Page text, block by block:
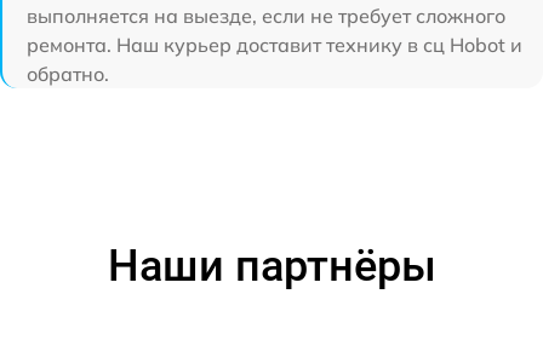
выполняется на выезде, если не требует сложного
ремонта. Наш курьер доставит технику в сц Hobot и
обратно.
Наши партнёры